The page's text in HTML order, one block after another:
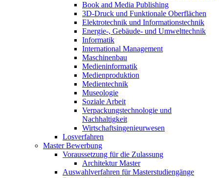
Book and Media Publishing
3D-Druck und Funktionale Oberflächen
Elektrotechnik und Informationstechnik
Energie-, Gebäude- und Umwelttechnik
Informatik
International Management
Maschinenbau
Medieninformatik
Medienproduktion
Medientechnik
Museologie
Soziale Arbeit
Verpackungstechnologie und
Nachhaltigkeit
Wirtschaftsingenieurwesen
Losverfahren
Master Bewerbung
Voraussetzung für die Zulassung
Architektur Master
Auswahlverfahren für Masterstudiengänge